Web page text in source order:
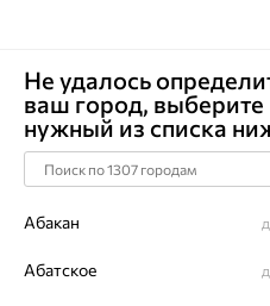
Главная Каталог Серьги
Изделий по
в наличии. Вы можете
или посмотреть все
Не удалось
ваш город, выберите
нужный из списка
Абакан
Абатское